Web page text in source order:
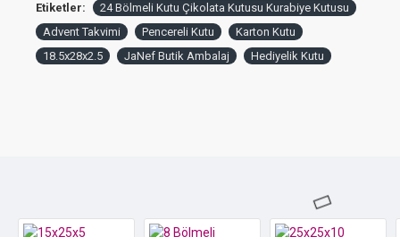
Not:Lütfen seçim yaparken bölme ölçülerine dikkat ediniz.
Etiketler:
24 Bölmeli Kutu Çikolata Kutusu Kurabiye Kutusu
Advent Takvimi
Pencereli Kutu
Karton Kutu
18.5x28x2.5
JaNef Butik Ambalaj Hediyelik Kutu